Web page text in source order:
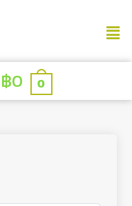
฿0 0